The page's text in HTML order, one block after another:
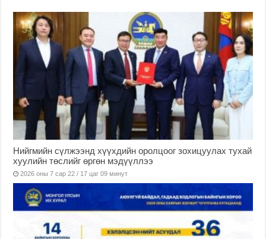
Нийгмийн сүлжээнд хүүхдийн оролцоог зохицуулах тухай
хуулийн төслийг өргөн мэдүүллээ
2026 оны 7 сар 22 / 17 цаг 09 минут